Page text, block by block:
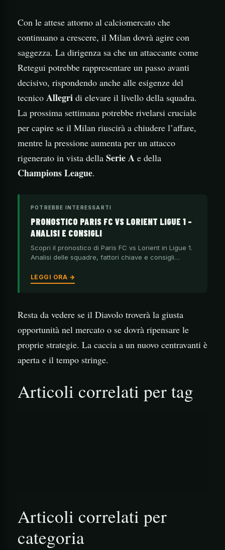
Con le attese attorno al calciomercato che
continuano a crescere, il Milan dovrà agire con
saggezza. La dirigenza sa che un attaccante come
Retegui potrebbe rappresentare un passo avanti
decisivo, rispondendo anche alle esigenze del
tecnico Allegri di elevare il livello della squadra.
La prossima settimana potrebbe rivelarsi cruciale
per capire se il Milan riuscirà a chiudere l’affare,
mentre la pressione aumenta per un attacco
rigenerato in vista della Serie A e della
Champions League.
POTREBBE INTERESSARTI
PRONOSTICO PARIS FC VS LORIENT LIGUE 1 –
ANALISI E CONSIGLI
Scopri il pronostico di Paris FC vs Lorient in Ligue 1.
Analisi delle squadre, fattori chiave e consigli…
LEGGI ORA →
Resta da vedere se il Diavolo troverà la giusta
opportunità nel mercato o se dovrà ripensare le
proprie strategie. La caccia a un nuovo centravanti è
aperta e il tempo stringe.
Articoli correlati per tag
Articoli correlati per
categoria